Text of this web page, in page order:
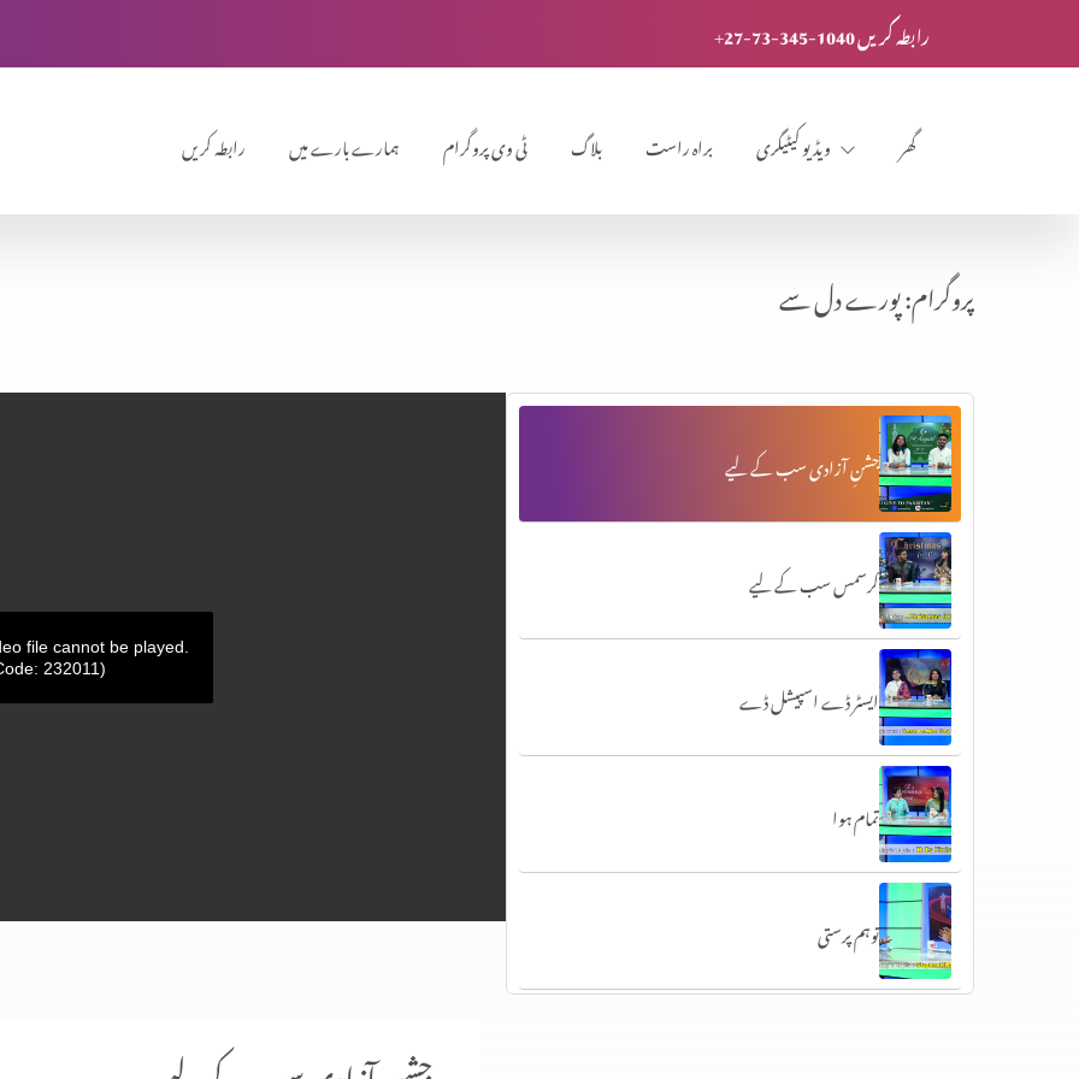
+27-73-345-1040 رابطہ کریں
رابطہ کریں ہمارے بارے میں ٹی وی پروگرام بلاگ براہ راست ویڈیو کیٹیگری گھر
پروگرام: پورے دل سے
file cannot be played.
232011)
جشنِ آزادی سب کے لیے
کرسمس سب کے لیے
ایسٹر ڈے اسپیشل ڈے
تمام ہوا
توہم پرستی